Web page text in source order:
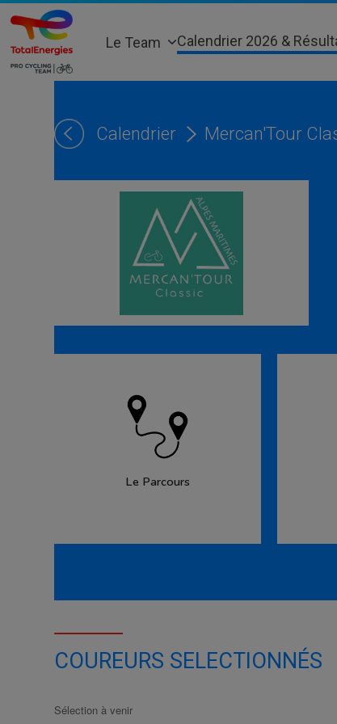
Skip
content
Le Team Calendrier 2026 &
Calendrier Mercan'Tour
Le Parcours
COUREURS SELECTIONNÉS
Sélection à venir